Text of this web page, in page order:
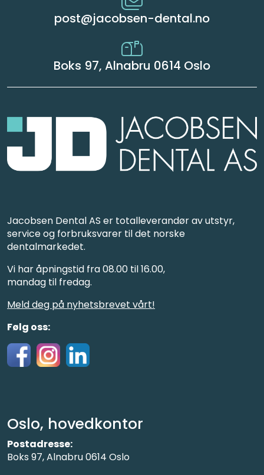
post@jacobsen-dental.no
Boks 97, Alnabru 0614 Oslo
Jacobsen Dental AS er totalleverandør av utstyr,
service og forbruksvarer til det norske
dentalmarkedet.
Vi har åpningstid fra 08.00 til 16.00,
mandag til fredag.
Meld deg på nyhetsbrevet vårt!
Følg oss:
Oslo, hovedkontor
Postadresse:
Boks 97, Alnabru 0614 Oslo